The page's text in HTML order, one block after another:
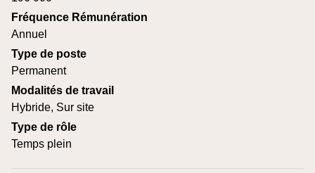
Fréquence Rémunération
Annuel
Type de poste
Permanent
Modalités de travail
Hybride, Sur site
Type de rôle
Temps plein